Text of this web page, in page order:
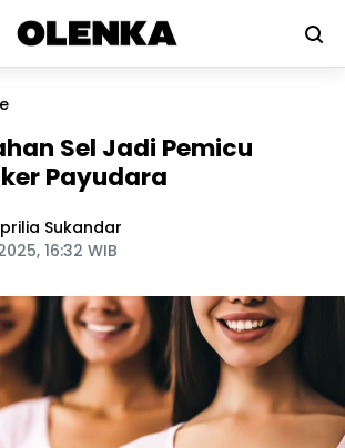
Sel Jadi Pemicu
Payudara
Sukandar
16:32 WIB